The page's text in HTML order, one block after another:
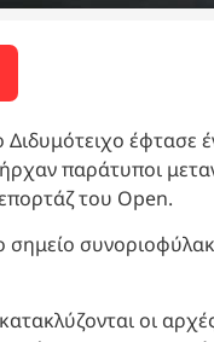
έφτασε
παράτυποι
του Open.
οι